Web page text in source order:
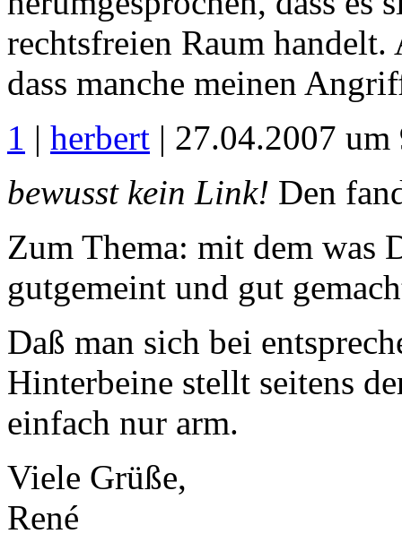
rechtsfreien Raum handelt.
dass manche meinen
1 | herbert | 27.04.2007 um
bewusst kein Link! Den
Zum Thema: mit dem was
gutgemeint und gut
Daß man sich bei
Hinterbeine stellt seitens
einfach nur arm.
Viele Grüße,
René